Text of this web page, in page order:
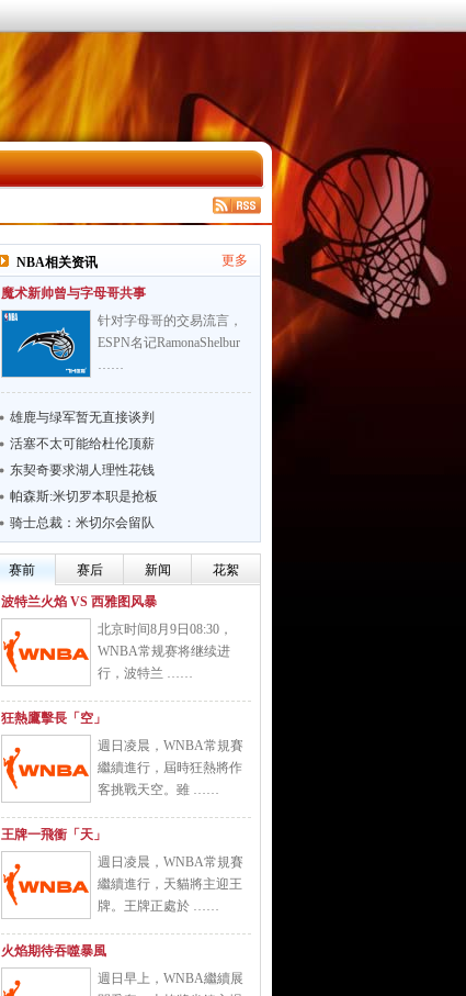
NBA相关资讯 更多
魔术新帅曾与字母哥共事
针对字母哥的交易流言，
ESPN名记RamonaShelbur
……
雄鹿与绿军暂无直接谈判
活塞不太可能给杜伦顶薪
东契奇要求湖人理性花钱
帕森斯:米切罗本职是抢板
骑士总裁：米切尔会留队
赛前 赛后 新闻 花絮
波特兰火焰 VS 西雅图风暴
北京时间8月9日08:30，
WNBA常规赛将继续进
行，波特兰 ……
狂熱鷹擊長「空」
週日凌晨，WNBA常規賽
繼續進行，屆時狂熱將作
客挑戰天空。雖 ……
王牌一飛衝「天」
週日凌晨，WNBA常規賽
繼續進行，天貓將主迎王
牌。王牌正處於 ……
火焰期待吞噬暴風
週日早上，WNBA繼續展